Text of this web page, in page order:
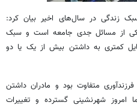
سبک زندگی در سال‌های اخیر بیان کرد:
یکی از مسائل جدی جامعه است و سبک
کمتری به داشتن بیش از یک یا دو
متفاوت بود و مادران داشتن
امروز شهرنشینی گسترده و تغییرات